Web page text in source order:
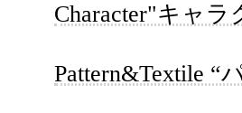
Character"キャラ
Pattern&Textile “